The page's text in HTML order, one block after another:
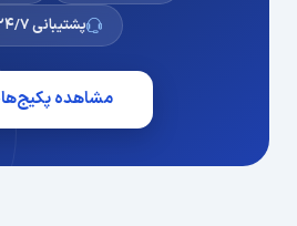
پشتیبانی ۲۴/۷
مشاهده پکیج‌ها